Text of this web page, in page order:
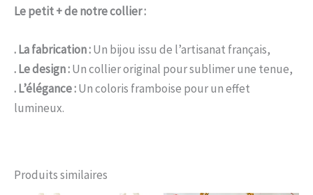
Le petit + de notre collier :
. La fabrication :Un bijou issu de l’artisanat français,
. Le design :Un collier original pour sublimer une tenue,
. L’élégance :Un coloris framboise pour un effet
lumineux.
Produits similaires